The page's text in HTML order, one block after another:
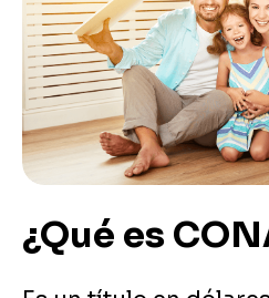
¿Qué es